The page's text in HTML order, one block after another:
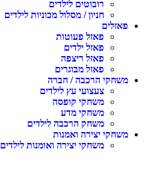
רובוטים לילדים
חניון / מסלול מכוניות לילדים
פאזלים
פאזל פעוטות
פאזל ילדים
פאזל ריצפה
פאזל מבוגרים
משחקי הרכבה / חברה
צעצועי עץ לילדים
משחקי קופסה
משחקי מדע
משחק הרכבה לילדים
משחקי יצירה ואמנות
משחקי יצירה ואומנות לילדים